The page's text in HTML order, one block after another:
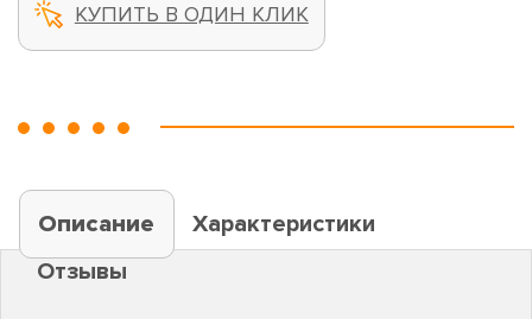
КУПИТЬ В ОДИН КЛИК
Описание
Характеристики
Отзывы